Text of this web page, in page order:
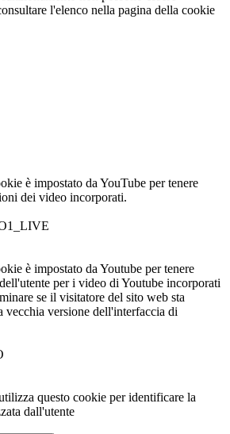
l'elenco nella pagina della cookie
è impostato da YouTube per tenere
dei video incorporati.
è impostato da Youtube per tenere
per i video di Youtube incorporati
se il visitatore del sito web sta
vecchia versione dell'interfaccia di
questo cookie per identificare la
dall'utente